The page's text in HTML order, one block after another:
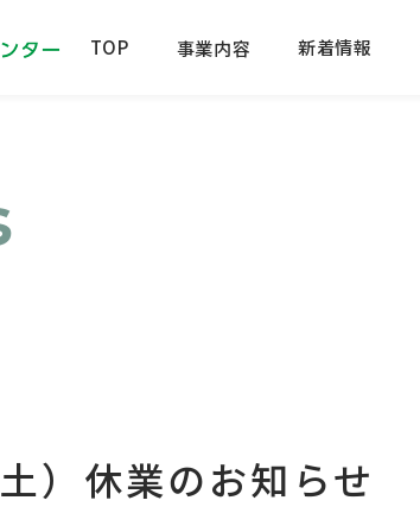
TOP 事業内容 新着情報
）休業のお知らせ